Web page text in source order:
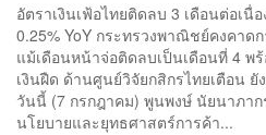
อัตราเงินเฟ้อไทยติดลบ 3 เดือนต่อเนื่
0.25% YoY กระทรวงพาณิชย์คงคาด
แม้เดือนหน้าจ่อติดลบเป็นเดือนที่ 4 พ
เงินฝืด ด้านศูนย์วิจัยกสิกรไทยเตือน ยั
วันนี้ (7 กรกฎาคม) พูนพงษ์ นัยนาภา
นโยบายและยุทธศาสตร์การค้า...